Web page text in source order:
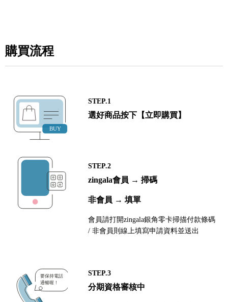
購買流程
STEP.1
選好商品按下【立即購買】
STEP.2
zingala會員 → 掃碼
非會員 → 填單
會員請打開zingala銀角零卡掃描付款條碼
/ 非會員則線上填寫申請資料並送出
STEP.3
分期資格審核中